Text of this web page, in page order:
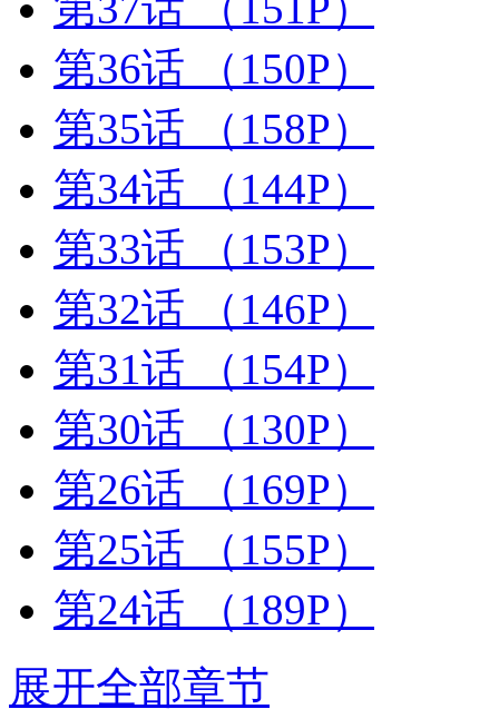
第36话
（150P）
第35话
（158P）
第34话
（144P）
第33话
（153P）
第32话
（146P）
第31话
（154P）
第30话
（130P）
第26话
（169P）
第25话
（155P）
第24话
（189P）
展开全部章节